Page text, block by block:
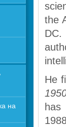
на
the
He